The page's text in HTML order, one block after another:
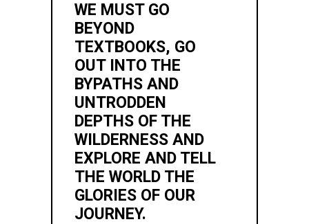
WE MUST GO
BEYOND
TEXTBOOKS, GO
OUT INTO THE
BYPATHS AND
UNTRODDEN
DEPTHS OF THE
WILDERNESS AND
EXPLORE AND TELL
THE WORLD THE
GLORIES OF OUR
JOURNEY.